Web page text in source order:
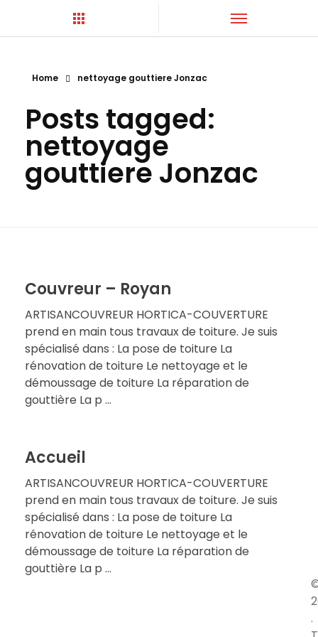
Home nettoyage gouttiere Jonzac
Posts tagged:
nettoyage
gouttiere Jonzac
Couvreur – Royan
ARTISANCOUVREUR HORTICA-COUVERTURE
prend en main tous travaux de toiture. Je suis
spécialisé dans : La pose de toiture La
rénovation de toiture Le nettoyage et le
démoussage de toiture La réparation de
gouttière La p ...
Accueil
ARTISANCOUVREUR HORTICA-COUVERTURE
prend en main tous travaux de toiture. Je suis
spécialisé dans : La pose de toiture La
rénovation de toiture Le nettoyage et le
démoussage de toiture La réparation de
gouttière La p ...
.